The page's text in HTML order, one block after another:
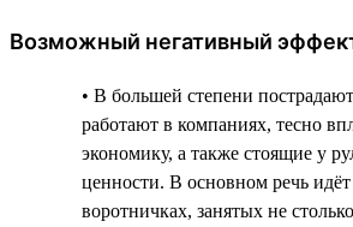
Возможный негативный
• В большей степени
работают в компаниях, тесно
экономику, а также стоящие у
ценности. В основном речь
воротничках, занятых не